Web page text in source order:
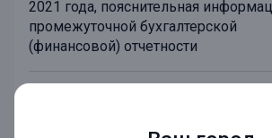
2021 года, пояснительная
промежуточной бухгалтерской
(финансовой) отчетности